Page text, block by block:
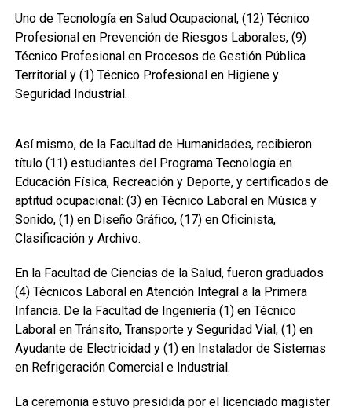
Uno de Tecnología en Salud Ocupacional, (12) Técnico
Profesional en Prevención de Riesgos Laborales, (9)
Técnico Profesional en Procesos de Gestión Pública
Territorial y (1) Técnico Profesional en Higiene y
Seguridad Industrial.
Así mismo, de la Facultad de Humanidades, recibieron
título (11) estudiantes del Programa Tecnología en
Educación Física, Recreación y Deporte, y certificados de
aptitud ocupacional: (3) en Técnico Laboral en Música y
Sonido, (1) en Diseño Gráfico, (17) en Oficinista,
Clasificación y Archivo.
En la Facultad de Ciencias de la Salud, fueron graduados
(4) Técnicos Laboral en Atención Integral a la Primera
Infancia. De la Facultad de Ingeniería (1) en Técnico
Laboral en Tránsito, Transporte y Seguridad Vial, (1) en
Ayudante de Electricidad y (1) en Instalador de Sistemas
en Refrigeración Comercial e Industrial.
La ceremonia estuvo presidida por el licenciado magister